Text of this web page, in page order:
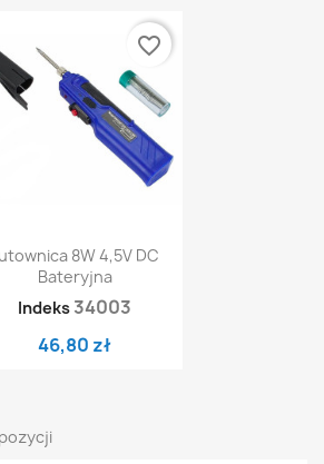
8W 4,5V DC
Bateryjna
Indeks 34003
46,80 zł
favorite_border